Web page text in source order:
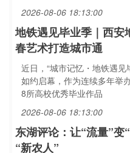
2026-08-06 18:13:00
地铁遇见毕业季｜西
春艺术打造城市通
近日，“城市记忆・地铁遇
如约启幕，作为连续多年举
8所高校优秀毕业作品
2026-08-06 18:13:00
东湖评论：让“流量”变
“新农人”